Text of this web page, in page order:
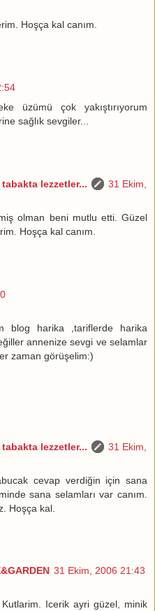
Hoşça kal canım.
üzümü çok yakıştırıyorum
sağlık sevgiler...
lezzetler...
31 Ekim,
olman beni mutlu etti. Güzel
Hoşça kal canım.
blog harika ,tariflerde harika
annenize sevgi ve selamlar
zaman görüşelim:)
lezzetler...
31 Ekim,
cevap verdiğin için sana
sana selamları var canım.
Hoşça kal.
31 Ekim, 2006 21:43
Icerik ayri güzel, minik